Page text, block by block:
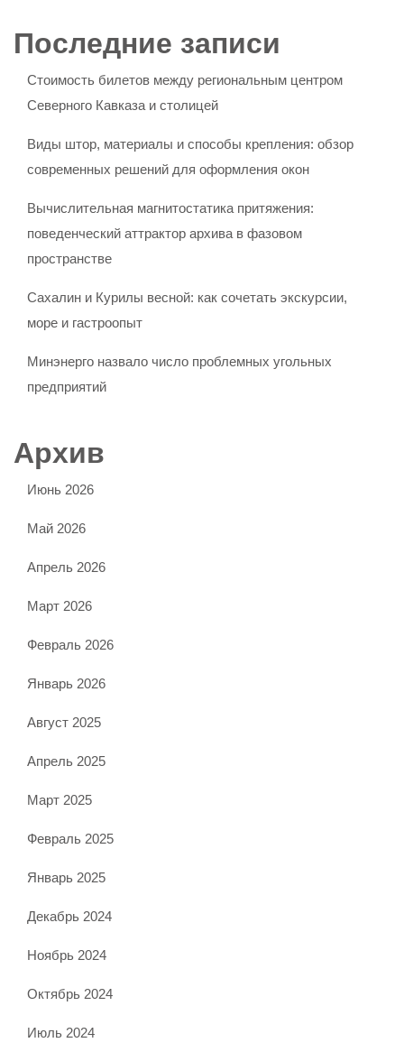
Последние записи
Стоимость билетов между региональным центром
Северного Кавказа и столицей
Виды штор, материалы и способы крепления: обзор
современных решений для оформления окон
Вычислительная магнитостатика притяжения:
поведенческий аттрактор архива в фазовом
пространстве
Сахалин и Курилы весной: как сочетать экскурсии,
море и гастроопыт
Минэнерго назвало число проблемных угольных
предприятий
Архив
Июнь 2026
Май 2026
Апрель 2026
Март 2026
Февраль 2026
Январь 2026
Август 2025
Апрель 2025
Март 2025
Февраль 2025
Январь 2025
Декабрь 2024
Ноябрь 2024
Октябрь 2024
Июль 2024